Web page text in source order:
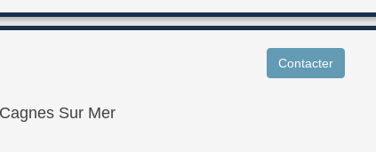
Contacter
Sur Mer